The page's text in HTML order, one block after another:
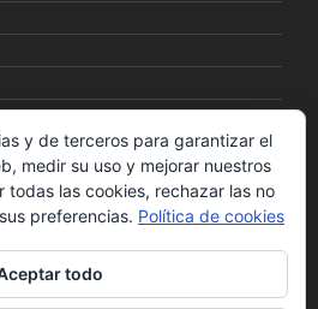
y de terceros para garantizar el
medir su uso y mejorar nuestros
todas las cookies, rechazar las no
preferencias. Política de cookies
todo